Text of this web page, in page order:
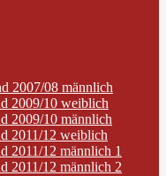
2007/08 männlich
2009/10 weiblich
2009/10 männlich
2011/12 weiblich
2011/12 männlich 1
2011/12 männlich 2